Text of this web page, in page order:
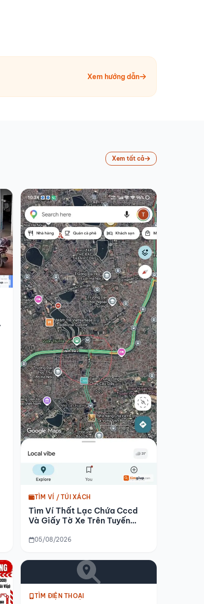
Xem hướng dẫn
Xem tất cả
TÌM VÍ / TÚI XÁCH
Tìm Ví Thất Lạc Chứa Cccd
Và Giấy Tờ Xe Trên Tuyến
05/08/2026
TÌM ĐIỆN THOẠI